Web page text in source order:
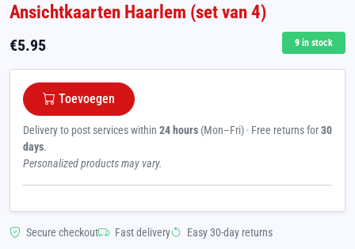
Ansichtkaarten Haarlem (set van 4)
€5.95 9 in stock
Toevoegen
Delivery to post services within 24 hours (Mon–Fri) · Free returns for30
days.
Personalized products may vary.
Secure checkout Fast delivery Easy 30-day returns